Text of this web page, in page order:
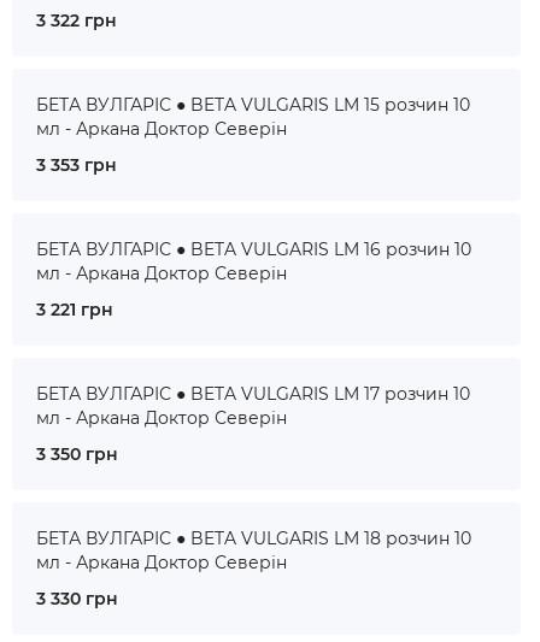
3 322 грн
БЕТА ВУЛГАРІС ● BETA VULGARIS LM 15 розчин 10
мл - Аркана Доктор Северін
3 353 грн
БЕТА ВУЛГАРІС ● BETA VULGARIS LM 16 розчин 10
мл - Аркана Доктор Северін
3 221 грн
БЕТА ВУЛГАРІС ● BETA VULGARIS LM 17 розчин 10
мл - Аркана Доктор Северін
3 350 грн
БЕТА ВУЛГАРІС ● BETA VULGARIS LM 18 розчин 10
мл - Аркана Доктор Северін
3 330 грн